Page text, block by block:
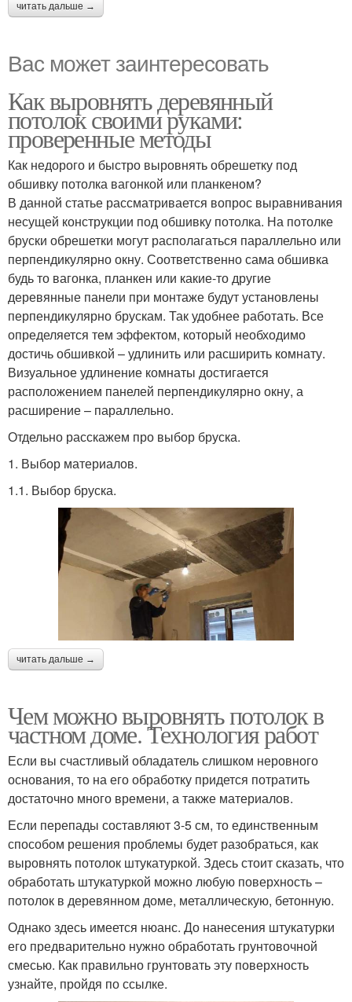
читать дальше →
Вас может заинтересовать
Как выровнять деревянный
потолок своими руками:
проверенные методы
Как недорого и быстро выровнять обрешетку под
обшивку потолка вагонкой или планкеном?
В данной статье рассматривается вопрос выравнивания
несущей конструкции под обшивку потолка. На потолке
бруски обрешетки могут располагаться параллельно или
перпендикулярно окну. Соответственно сама обшивка
будь то вагонка, планкен или какие-то другие
деревянные панели при монтаже будут установлены
перпендикулярно брускам. Так удобнее работать. Все
определяется тем эффектом, который необходимо
достичь обшивкой – удлинить или расширить комнату.
Визуальное удлинение комнаты достигается
расположением панелей перпендикулярно окну, а
расширение – параллельно.
Отдельно расскажем про выбор бруска.
1. Выбор материалов.
1.1. Выбор бруска.
читать дальше →
Чем можно выровнять потолок в
частном доме. Технология работ
Если вы счастливый обладатель слишком неровного
основания, то на его обработку придется потратить
достаточно много времени, а также материалов.
Если перепады составляют 3-5 см, то единственным
способом решения проблемы будет разобраться, как
выровнять потолок штукатуркой. Здесь стоит сказать, что
обработать штукатуркой можно любую поверхность –
потолок в деревянном доме, металлическую, бетонную.
Однако здесь имеется нюанс. До нанесения штукатурки
его предварительно нужно обработать грунтовочной
смесью. Как правильно грунтовать эту поверхность
узнайте, пройдя по ссылке.